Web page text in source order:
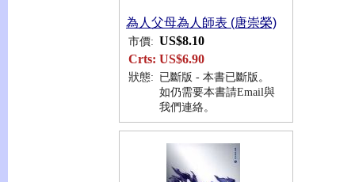
為人父母為人師表 (唐崇榮)
市價: US$8.10
Crts: US$6.90
狀態: 已斷版 - 本書已斷版。
如仍需要本書請Email與
我們連絡。